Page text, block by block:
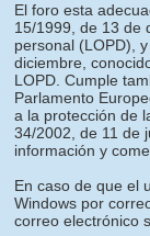
El foro esta
15/1999, de 13 de
personal (LOPD),
diciembre,
LOPD. Cumple
Parlamento
a la protección de
34/2002, de 11 de
información y
En caso de que el
Windows por
correo electrónico